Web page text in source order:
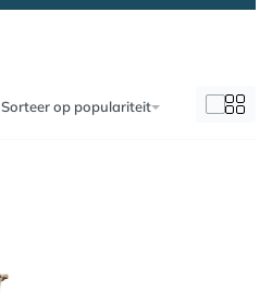
Sorteer op populariteit